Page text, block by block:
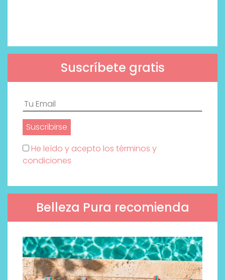
Suscríbete gratis
He leído y acepto los términos y
condiciones
Belleza Pura recomienda